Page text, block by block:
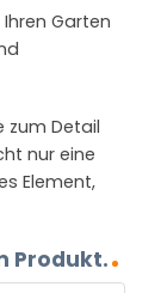
Garten
zum Detail
nur eine
Element,
Produkt.